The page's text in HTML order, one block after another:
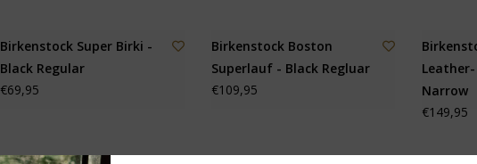
Birkenstock Super Birki -
Black Regular
€69,95
Birkenstock Boston
Superlauf - Black Regluar
€109,95
Narrow
€149,95